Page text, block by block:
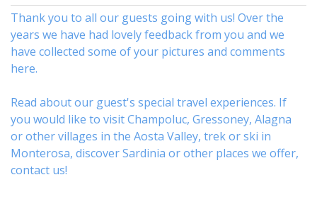
Thank you to all our guests going with us! Over the
years we have had lovely feedback from you and we
have collected some of your pictures and comments
here.
Read about our guest's special travel experiences. If
you would like to visitChampoluc, Gressoney, Alagna
or othervillages in the Aosta Valley, trekorski in
Monterosa, discoverSardinia or other places we offer,
contact us!